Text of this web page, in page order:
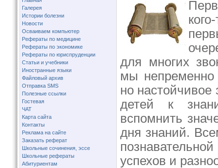
Галерея
Истории болезни
Новости
Осваиваем компьютер
Рефераты по медицине
Рефераты по экономике
Рефераты по юриспруденции
Статьи и учебники
Иностранные языки
Файловый архив
Отправка SMS
Полезные ссылки
Гостевая
ЧАТ
Карта сайта
Контакты
Реклама на сайте
Заказать реферат
Школьные сочинения, эссе
Школьные рефераты
Абитуриентам
для многих
мы непременно
но настойчивое
детей к
вспомнить
дня знаний.
успехов и